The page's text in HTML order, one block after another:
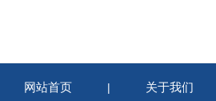
网站首页 | 关于我们